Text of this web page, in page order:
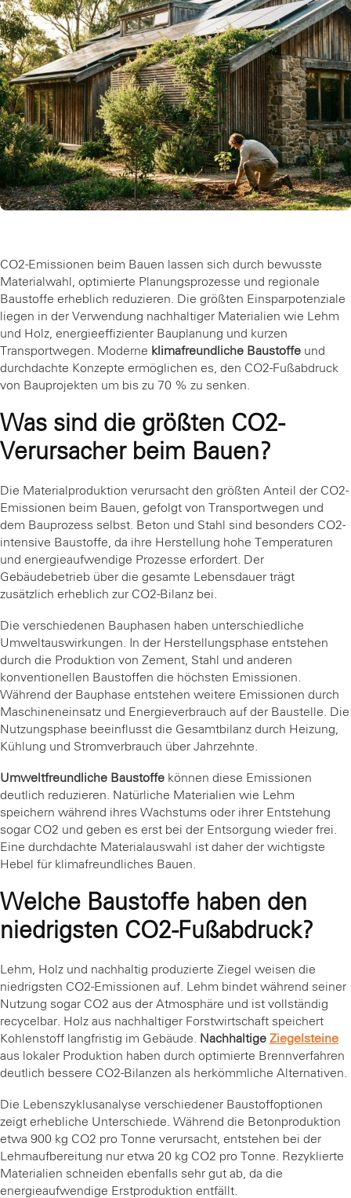
CO2-Emissionen beim Bauen lassen sich durch bewusste
Materialwahl, optimierte Planungsprozesse und regionale
Baustoffe erheblich reduzieren. Die größten Einsparpotenziale
liegen in der Verwendung nachhaltiger Materialien wie Lehm
und Holz, energieeffizienter Bauplanung und kurzen
Transportwegen. Moderne klimafreundliche Baustoffe und
durchdachte Konzepte ermöglichen es, den CO2-Fußabdruck
von Bauprojekten um bis zu 70 % zu senken.
Was sind die größten CO2-
Verursacher beim Bauen?
Die Materialproduktion verursacht den größten Anteil der CO2-
Emissionen beim Bauen, gefolgt von Transportwegen und
dem Bauprozess selbst. Beton und Stahl sind besonders CO2-
intensive Baustoffe, da ihre Herstellung hohe Temperaturen
und energieaufwendige Prozesse erfordert. Der
Gebäudebetrieb über die gesamte Lebensdauer trägt
zusätzlich erheblich zur CO2-Bilanz bei.
Die verschiedenen Bauphasen haben unterschiedliche
Umweltauswirkungen. In der Herstellungsphase entstehen
durch die Produktion von Zement, Stahl und anderen
konventionellen Baustoffen die höchsten Emissionen.
Während der Bauphase entstehen weitere Emissionen durch
Maschineneinsatz und Energieverbrauch auf der Baustelle. Die
Nutzungsphase beeinflusst die Gesamtbilanz durch Heizung,
Kühlung und Stromverbrauch über Jahrzehnte.
Umweltfreundliche Baustoffe können diese Emissionen
deutlich reduzieren. Natürliche Materialien wie Lehm
speichern während ihres Wachstums oder ihrer Entstehung
sogar CO2 und geben es erst bei der Entsorgung wieder frei.
Eine durchdachte Materialauswahl ist daher der wichtigste
Hebel für klimafreundliches Bauen.
Welche Baustoffe haben den
niedrigsten CO2-Fußabdruck?
Lehm, Holz und nachhaltig produzierte Ziegel weisen die
niedrigsten CO2-Emissionen auf. Lehm bindet während seiner
Nutzung sogar CO2 aus der Atmosphäre und ist vollständig
recycelbar. Holz aus nachhaltiger Forstwirtschaft speichert
Kohlenstoff langfristig im Gebäude.
Nachhaltige Ziegelsteine
aus lokaler Produktion haben durch optimierte Brennverfahren
deutlich bessere CO2-Bilanzen als herkömmliche Alternativen.
Die Lebenszyklusanalyse verschiedener Baustoffoptionen
zeigt erhebliche Unterschiede. Während die Betonproduktion
etwa 900 kg CO2 pro Tonne verursacht, entstehen bei der
Lehmaufbereitung nur etwa 20 kg CO2 pro Tonne. Rezyklierte
Materialien schneiden ebenfalls sehr gut ab, da die
energieaufwendige Erstproduktion entfällt.